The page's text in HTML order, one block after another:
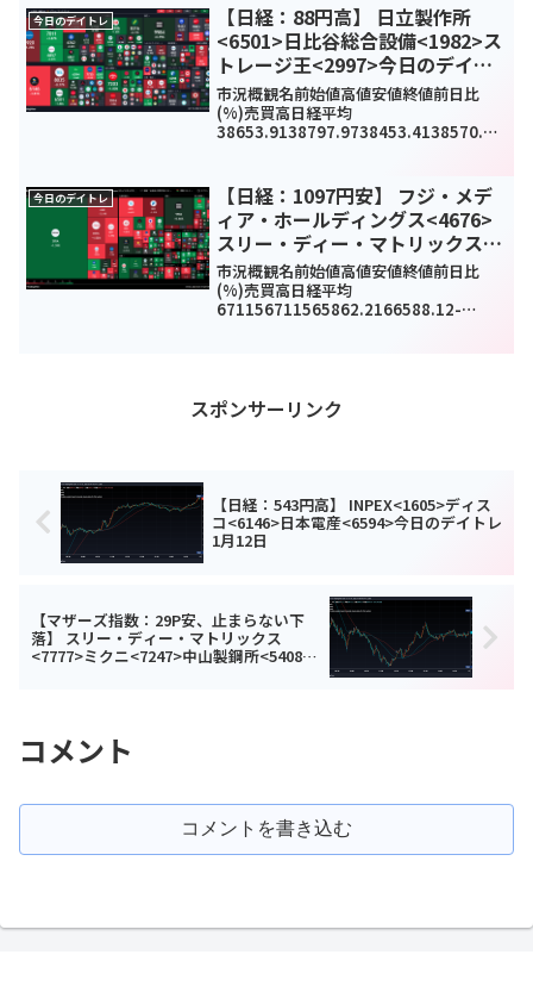
今日のデイトレ
【日経：88円高】 日立製作所
<6501>日比谷総合設備<1982>ス
トレージ王<2997>今日のデイト
レ6月19日
市況概観名前始値高値安値終値前日比
(%)売買高日経平均
38653.9138797.9738453.4138570.76
412.88(0.47%)147...
今日のデイトレ
【日経：1097円安】 フジ・メデ
ィア・ホールディングス<4676>
スリー・ディー・マトリックス
<7777>日本製鋼所<5631>今日の
デイトレ6月5日
市況概観名前始値高値安値終値前日比
(%)売買高日経平均
671156711565862.2166588.12-
スポンサーリンク
【日経：543円高】 INPEX<1605>ディス
コ<6146>日本電産<6594>今日のデイトレ
1月12日
【マザーズ指数：29P安、止まらない下
落】 スリー・ディー・マトリックス
<7777>ミクニ<7247>中山製鋼所<5408>
コメント
コメントを書き込む